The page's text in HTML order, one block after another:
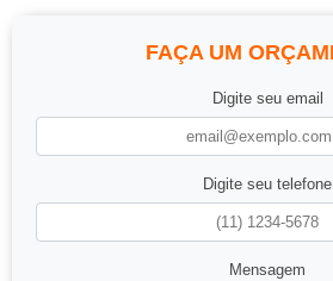
FAÇA UM
Digite seu email
Digite seu telefone
Mensagem